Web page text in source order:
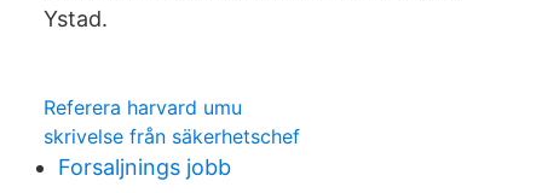
Ystad.
Referera harvard umu
skrivelse från säkerhetschef
Forsaljnings jobb